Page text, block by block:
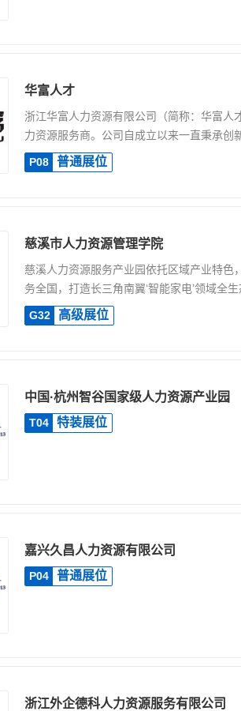
华富人才
浙江华富人力资源有限公司（简称：华富人
力资源服务商。公司自成立以来一直秉承创
P08 普通展位
慈溪市人力资源管理学院
慈溪人力资源服务产业园依托区域产业特色
务全国，打造长三角南翼‘智能家电’领域全
G32 高级展位
中国·杭州智谷国家级人力资源产业园
T04 特装展位
嘉兴久昌人力资源有限公司
P04 普通展位
浙江外企德科人力资源服务有限公司